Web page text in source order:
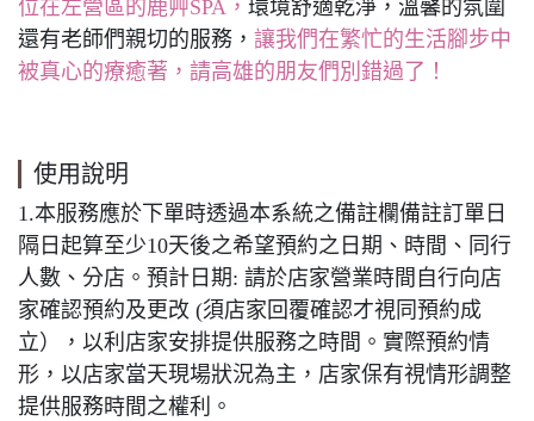
位在左營區的鹿艸SPA， 環境舒適乾淨，溫馨的氛圍
還有老師們親切的服務， 讓我們在繁忙的生活腳步中
被真心的療癒著，請高雄的朋友們別錯過了！
使用說明
1.本服務應於下單時透過本系統之備註欄備註訂單日
隔日起算至少10天後之希望預約之日期、時間、同行
人數、分店。預計日期: 請於店家營業時間自行向店
家確認預約及更改 (須店家回覆確認才視同預約成
立），以利店家安排提供服務之時間。實際預約情
形，以店家當天現場狀況為主，店家保有視情形調整
提供服務時間之權利。